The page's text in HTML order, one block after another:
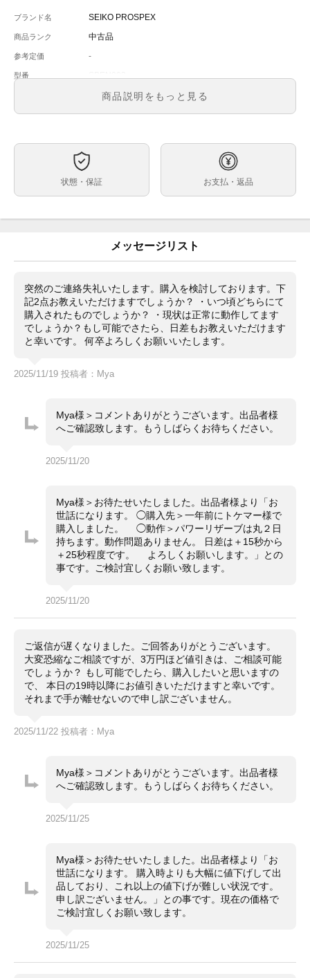
ブランド名 SEIKO PROSPEX
商品ランク 中古品
参考定価 -
型番
メンズ
文字盤 グレー
38 mm
ケース素材
レスブレスレット M117113H0（あまりコマもありま
刻デザイン 限定モデル（1965本）です。非常に人気の
オリジナル復刻モデルで中古市場にもあまり出てくるこ
とがありません。本商品は本体のみで箱や保証書などご
ざいませんが、純正のストラップは未使用で、別売のセ
イコー ステンレスブレスレット M117113H0が装着され
ております。
ございますが全体的にはキレイです。裏ブタのみスレキ
ガラスにキズやカケはありません。充分に中古美品と呼
べる状態です。
常識と思われる価格提示はご返答いたしかねます）。
・専用出品・取置は出来かねます。先着順にてご注文を
受付致します。
・一般のお客様からの委託商品でございます。お問合せ
等は依頼者様に確認後にご返答致します。
商品説明をもっと見る
状態・保証 お支払・返品
メッセージリスト
突然のご連絡失礼いたします。購入を検討しております。下
記2点お教えいただけますでしょうか？ ・いつ頃どちらにて
購入されたものでしょうか？ ・現状は正常に動作してます
でしょうか？もし可能でさたら、日差もお教えいただけます
と幸いです。 何卒よろしくお願いいたします。
2025/11/19 投稿者：Mya
Mya様＞コメントありがとうございます。出品者様
へご確認致します。もうしばらくお待ちください。
2025/11/20
Mya様＞お待たせいたしました。出品者様より「お
世話になります。 ◯購入先＞一年前にトケマー様で
購入しました。 ◯動作＞パワーリザーブは丸２日
持ちます。動作問題ありません。 日差は＋15秒から
＋25秒程度です。 よろしくお願いします。」との
事です。ご検討宜しくお願い致します。
2025/11/20
ご返信が遅くなりました。ご回答ありがとうございます。
大変恐縮なご相談ですが、3万円ほど値引きは、ご相談可能
でしょうか？ もし可能でしたら、購入したいと思いますの
で、 本日の19時以降にお値引きいただけますと幸いです。
それまで手が離せないので申し訳ございません。
2025/11/22 投稿者：Mya
Mya様＞コメントありがとうございます。出品者様
へご確認致します。もうしばらくお待ちください。
2025/11/25
Mya様＞お待たせいたしました。出品者様より「お
世話になります。 購入時よりも大幅に値下げして出
品しており、これ以上の値下げが難しい状況です。
申し訳ございません。」との事です。現在の価格で
ご検討宜しくお願い致します。
2025/11/25